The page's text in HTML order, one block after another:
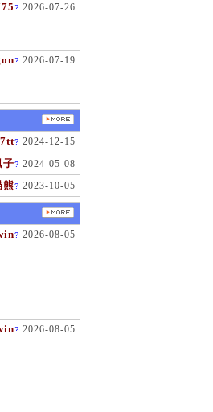
? 2026-07-26
? 2026-07-19
? 2024-12-15
子? 2024-05-08
熊? 2023-10-05
? 2026-08-05
? 2026-08-05